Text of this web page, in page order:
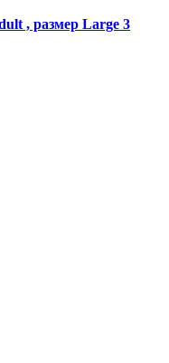
, размер Large 3